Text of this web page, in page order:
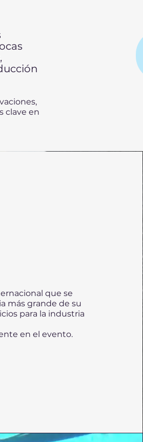
clave en
que se
más grande de su
para la industria
en el evento.